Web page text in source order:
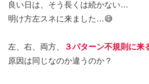
良い日は、そう長くは続かない…
明け方左スネに来ました…😅
左、右、両方、 ３パターン不規則に来
原因は同じなのか違うのか？